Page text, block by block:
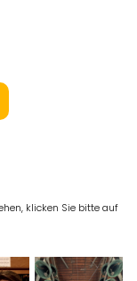
klicken Sie bitte auf